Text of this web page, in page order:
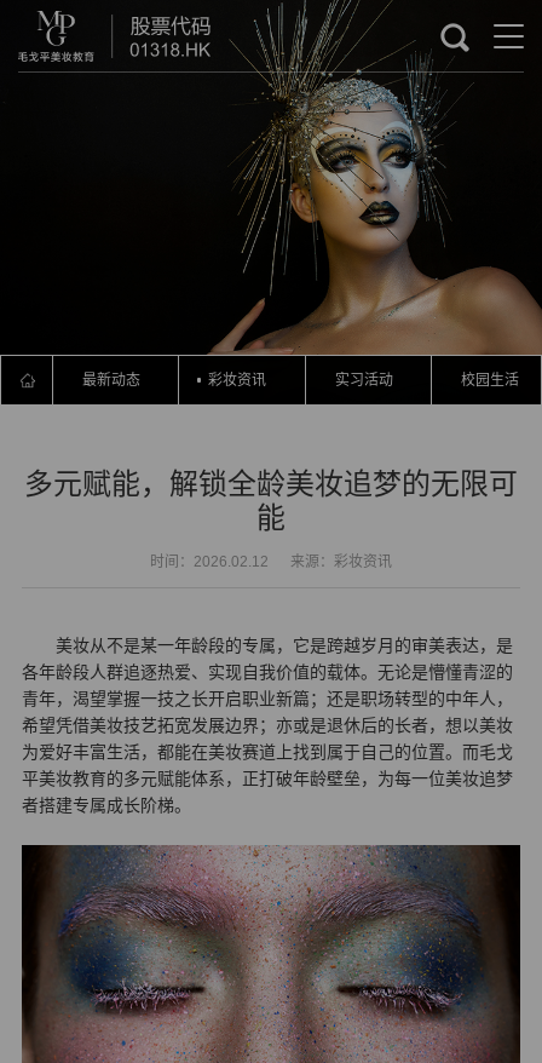
最新动态 彩妆资讯 实习活动 校园生活
多元赋能，解锁全龄美妆追梦的无限可
能
时间：2026.02.12 来源：彩妆资讯
美妆从不是某一年龄段的专属，它是跨越岁月的审美表达，是
各年龄段人群追逐热爱、实现自我价值的载体。无论是懵懂青涩的
青年，渴望掌握一技之长开启职业新篇；还是职场转型的中年人，
希望凭借美妆技艺拓宽发展边界；亦或是退休后的长者，想以美妆
为爱好丰富生活，都能在美妆赛道上找到属于自己的位置。而毛戈
平美妆教育的多元赋能体系，正打破年龄壁垒，为每一位美妆追梦
者搭建专属成长阶梯。